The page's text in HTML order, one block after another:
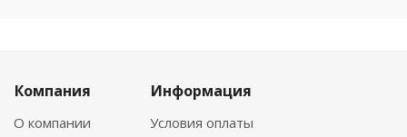
Компания
О компании
Информация
Условия оплаты